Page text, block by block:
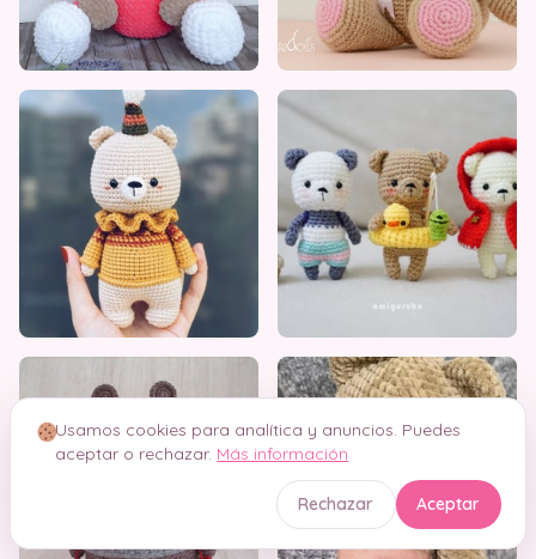
Usamos cookies para analítica y anuncios. Puedes
aceptar o rechazar. Más información
Rechazar Aceptar